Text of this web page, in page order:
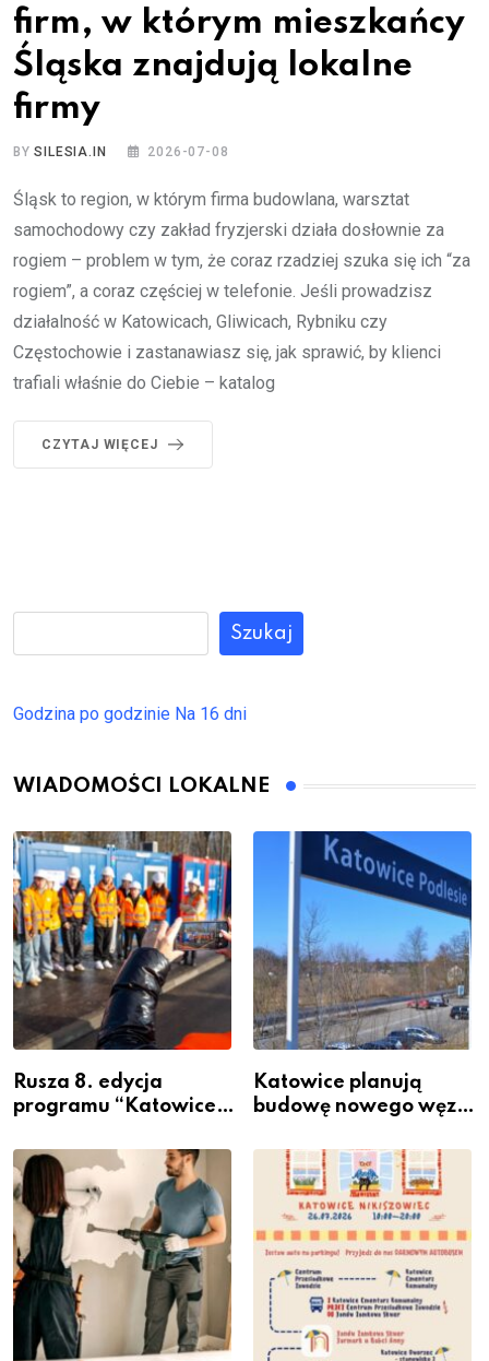
firm, w którym mieszkańcy
Śląska znajdują lokalne
firmy
BYSILESIA.IN 2026-07-08
Śląsk to region, w którym firma budowlana, warsztat
samochodowy czy zakład fryzjerski działa dosłownie za
rogiem – problem w tym, że coraz rzadziej szuka się ich “za
rogiem”, a coraz częściej w telefonie. Jeśli prowadzisz
działalność w Katowicach, Gliwicach, Rybniku czy
Częstochowie i zastanawiasz się, jak sprawić, by klienci
trafiali właśnie do Ciebie – katalog
CZYTAJ WIĘCEJ
Szukaj
Godzina po godzinie Na 16 dni
WIADOMOŚCI LOKALNE
Rusza 8. edycja
programu “Katowice
– nabór dla
przedsiębiorców
Katowice planują
budowę nowego węzła
Podlesiu